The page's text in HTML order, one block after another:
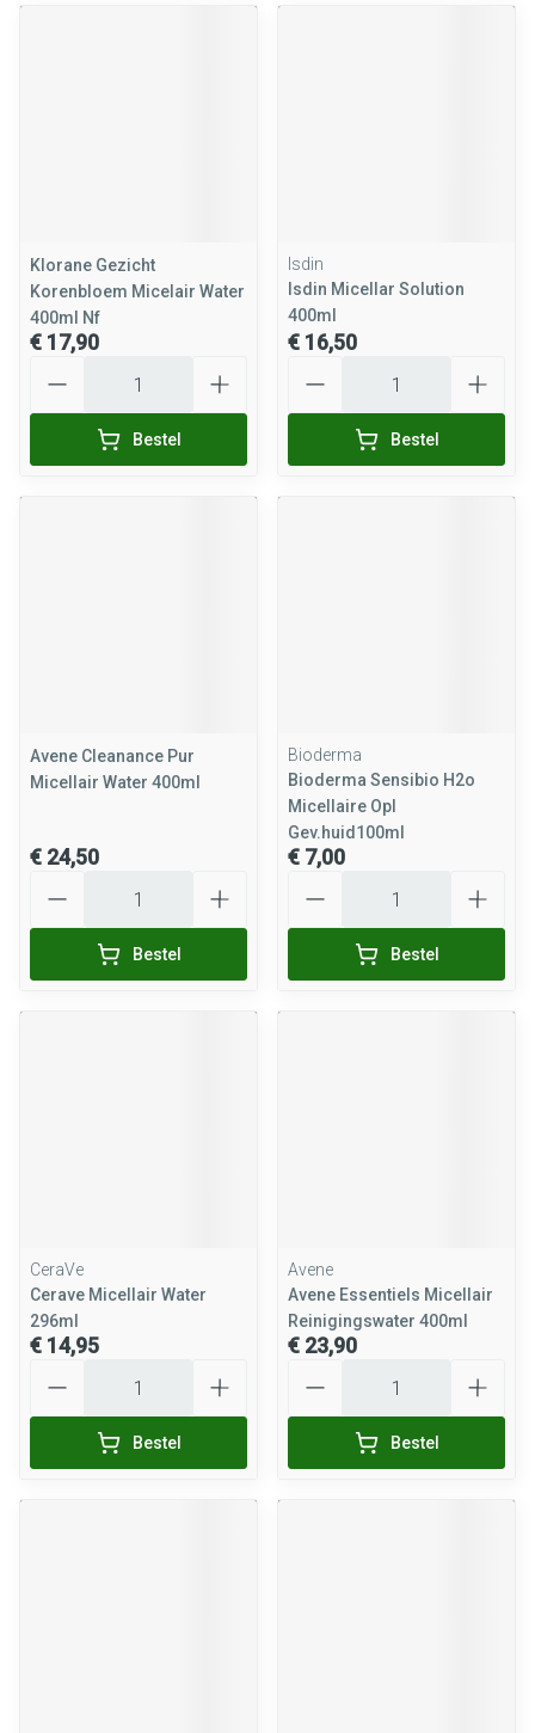
Klorane Gezicht
Korenbloem Micelair Water
400ml Nf
€ 17,90
Bestel
Isdin
Isdin Micellar Solution
400ml
€ 16,50
Bestel
Avene Cleanance Pur
Micellair Water 400ml
€ 24,50
Bestel
Bioderma
Bioderma Sensibio H2o
Micellaire Opl
Gev.huid100ml
€ 7,00
Bestel
CeraVe
Cerave Micellair Water
296ml
€ 14,95
Bestel
Avene
Avene Essentiels Micellair
Reinigingswater 400ml
€ 23,90
Bestel